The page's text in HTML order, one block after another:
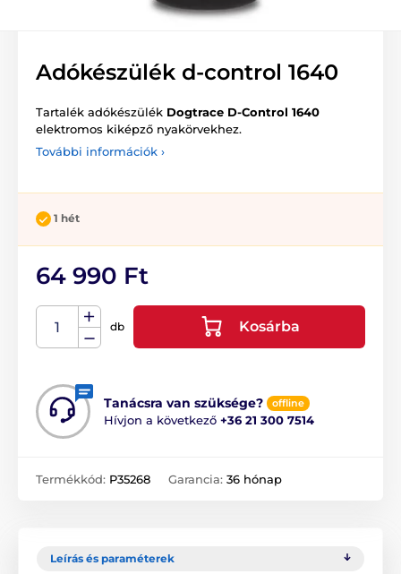
Adókészülék d-control 1640
Tartalék adókészülék Dogtrace D-Control 1640
elektromos kiképző nyakörvekhez.
További információk ›
1 hét
64 990 Ft
db Kosárba
Tanácsra van szüksége? offline
Hívjon a következő +36 21 300 7514
Termékkód: P35268 Garancia: 36 hónap
Leírás és paraméterek